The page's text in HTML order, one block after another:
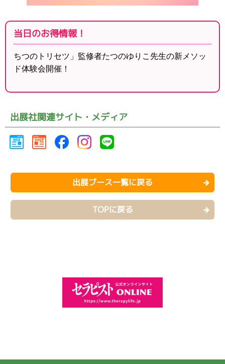
当日のお得情報！
ちつのトリセツ」監修者たつのゆりこ先生の新メソッ
ド体験会開催！
出展社関連サイト・メディア
出展ブース一覧に戻る
TOPに戻る